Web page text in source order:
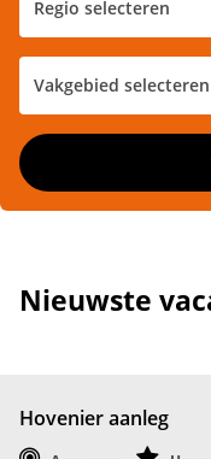
Nieuwste
Hovenier aanleg